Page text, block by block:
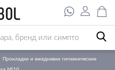
Прокладки и ежедневки гигиенические